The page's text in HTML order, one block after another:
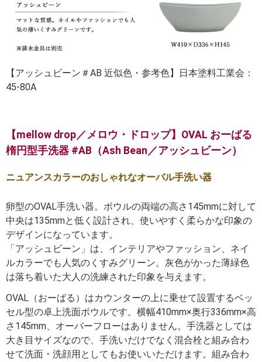
【アッシュビーン＃AB 近似色・参考色】日本塗料工業会：
45-80A
【mellow drop／メロウ・ドロップ】OVAL おーばる
楕円型手洗器 #AB（Ash Bean／アッシュビーン）
ニュアンスカラーのおしゃれなオーバル手洗い器
卵型のOVAL手洗い器。ボウルの両端の高さ145mmに対して
中央は135mmと低く設計され、使いやすく柔らかな印象の
デザインになっています。
「アッシュビーン」は、インテリアやファッション、ネイ
ルカラーでも人気のくすみグリーン。灰色がかった薄緑色
は落ち着いた大人の洗練された印象を与えます。
OVAL（おーばる）はカウンターの上に乗せて設置するベッ
セル型の卓上洗面ボウルです。横幅410mm×奥行336mm×高
さ145mm、オーバーフローはありません。手洗器としては
大き目サイズなので、手洗いだけでなく混合栓と組み合わ
せて洗面・洗顔用としてもお使いいただけます。組み合わ